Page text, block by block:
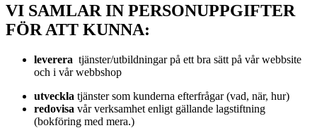
VI SAMLAR IN PERSONUPPGIFTER
FÖR ATT KUNNA:
leverera tjänster/utbildningar på ett bra sätt på vår webbsite
och i vår webbshop
utveckla tjänster som kunderna efterfrågar (vad, när, hur)
redovisa vår verksamhet enligt gällande lagstiftning
(bokföring med mera.)